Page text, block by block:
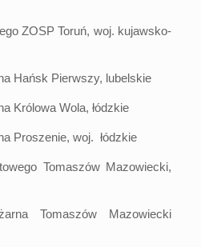
ZOSP Toruń, woj. kujawsko-
Hańsk Pierwszy, lubelskie
Królowa Wola, łódzkie
Proszenie, woj. łódzkie
Tomaszów Mazowiecki,
Tomaszów Mazowiecki